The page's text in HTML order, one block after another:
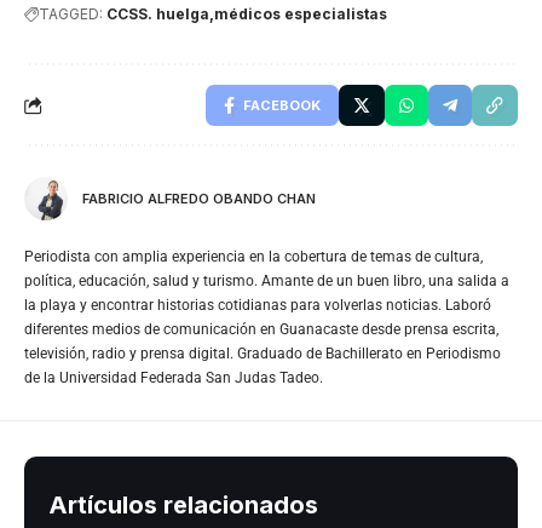
TAGGED: CCSS. huelga médicos especialistas
FACEBOOK
FABRICIO ALFREDO OBANDO CHAN
Periodista con amplia experiencia en la cobertura de temas de cultura,
política, educación, salud y turismo. Amante de un buen libro, una salida a
la playa y encontrar historias cotidianas para volverlas noticias. Laboró
diferentes medios de comunicación en Guanacaste desde prensa escrita,
televisión, radio y prensa digital. Graduado de Bachillerato en Periodismo
de la Universidad Federada San Judas Tadeo.
Artículos relacionados